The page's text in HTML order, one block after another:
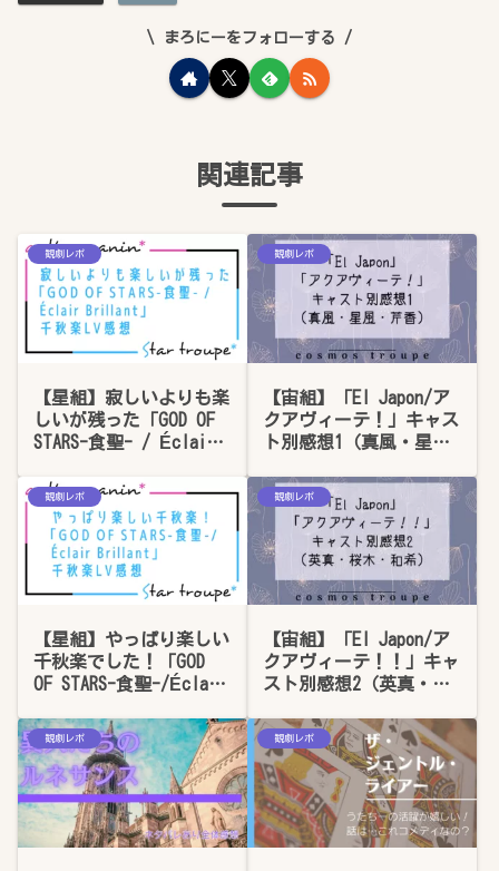
まろにーをフォローする
関連記事
観劇レポ
【星組】寂しいよりも楽
しいが残った「GOD OF
STARS-食聖- / Éclair
観劇レポ
【宙組】「El Japon/ア
クアヴィーテ！」キャス
ト別感想1（真風・星
観劇レポ
【星組】やっぱり楽しい
千秋楽でした！「GOD
OF STARS-食聖-/Éclair
想
観劇レポ
【宙組】「El Japon/ア
クアヴィーテ！！」キャ
スト別感想2（英真・桜
観劇レポ 観劇レポ